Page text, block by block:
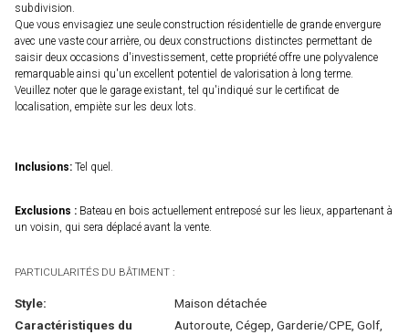
subdivision.
Que vous envisagiez une seule construction résidentielle de grande envergure
avec une vaste cour arrière, ou deux constructions distinctes permettant de
saisir deux occasions d'investissement, cette propriété offre une polyvalence
remarquable ainsi qu'un excellent potentiel de valorisation à long terme.
Veuillez noter que le garage existant, tel qu'indiqué sur le certificat de
localisation, empiète sur les deux lots.
Inclusions: Tel quel.
Exclusions : Bateau en bois actuellement entreposé sur les lieux, appartenant à
un voisin, qui sera déplacé avant la vente.
PARTICULARITÉS DU BÂTIMENT :
Style:
Maison détachée
Caractéristiques du
Autoroute, Cégep, Garderie/CPE, Golf,